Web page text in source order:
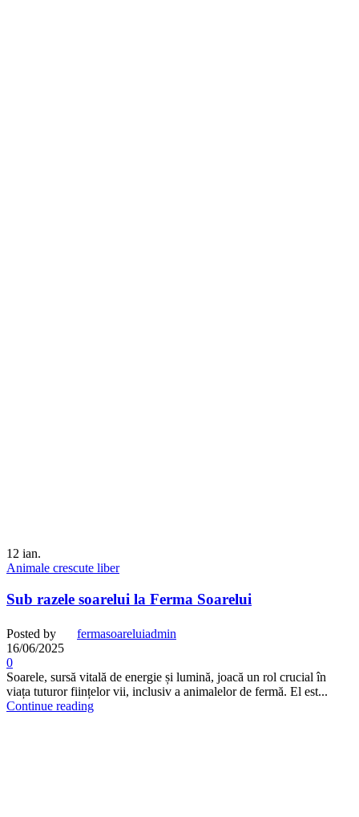
12 ian.
Animale crescute liber
Sub razele soarelui la Ferma Soarelui
Posted by
fermasoareluiadmin
16/06/2025
0
Soarele, sursă vitală de energie și lumină, joacă un rol crucial în
viața tuturor ființelor vii, inclusiv a animalelor de fermă. El est...
Continue reading